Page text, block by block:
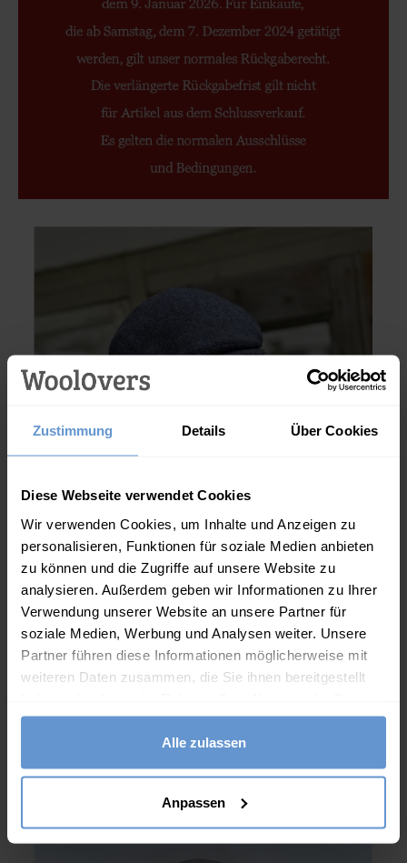
Zustimmung Details Über Cookies
Diese Webseite verwendet Cookies
Wir verwenden Cookies, um Inhalte und Anzeigen zu
personalisieren, Funktionen für soziale Medien anbieten
zu können und die Zugriffe auf unsere Website zu
analysieren. Außerdem geben wir Informationen zu Ihrer
Verwendung unserer Website an unsere Partner für
soziale Medien, Werbung und Analysen weiter. Unsere
Partner führen diese Informationen möglicherweise mit
weiteren Daten zusammen, die Sie ihnen bereitgestellt
gesammelt haben.
Alle zulassen
Anpassen
Ja Nein
Flache Kappe mit Schottenmuster aus reiner Wolle
für Herren